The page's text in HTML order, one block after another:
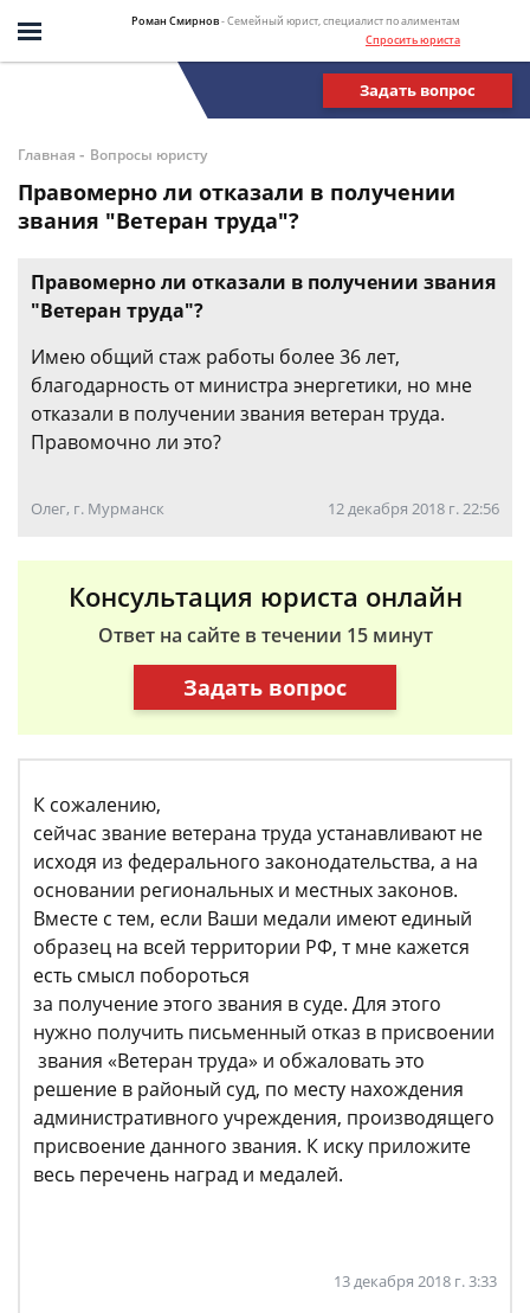
Роман Смирнов- Семейный юрист, специалист по алиментам
Спросить юриста
Задать вопрос
Главная - Вопросы юристу
Правомерно ли отказали в получении
звания "Ветеран труда"?
Правомерно ли отказали в получении звания
"Ветеран труда"?
Имею общий стаж работы более 36 лет,
благодарность от министра энергетики, но мне
отказали в получении звания ветеран труда.
Правомочно ли это?
Олег, г. Мурманск 12 декабря 2018 г. 22:56
Консультация юриста онлайн
Ответ на сайте в течении 15 минут
Задать вопрос
К сожалению,
сейчас звание ветерана труда устанавливают не
исходя из федерального законодательства, а на
основании региональных и местных законов.
Вместе с тем, если Ваши медали имеют единый
образец на всей территории РФ, т мне кажется
есть смысл побороться
за получение этого звания в суде. Для этого
нужно получить письменный отказ в присвоении
звания «Ветеран труда» и обжаловать это
решение в районый суд, по месту нахождения
административного учреждения, производящего
присвоение данного звания. К иску приложите
весь перечень наград и медалей.
13 декабря 2018 г. 3:33